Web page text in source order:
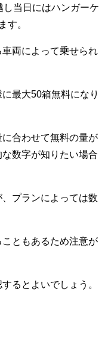
当日にはハンガーケ
す。
両によって乗せられ
最大50箱無料になり
合わせて無料の量が
数字が知りたい場合
プランによっては数
ともあるため注意が
るとよいでしょう。